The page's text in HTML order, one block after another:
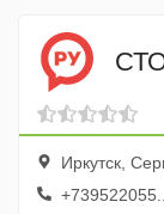
Иркутск,
+739522055...